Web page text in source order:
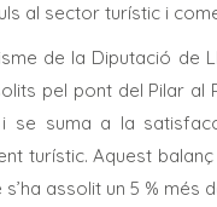
al sector turístic i
de la Diputació
pel pont del Pilar al
se suma a la
turístic. Aquest
assolit un 5 %